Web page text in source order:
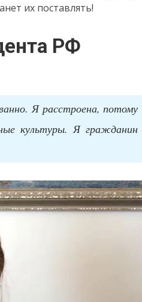
их поставлять!
РФ
Я расстроена, потому
культуры. Я гражданин